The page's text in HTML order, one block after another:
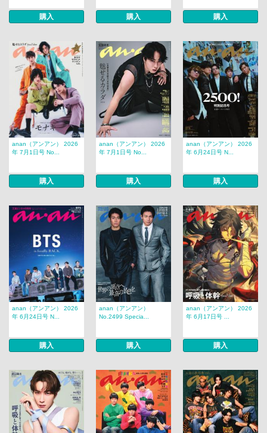
購入 購入 購入
anan（アンアン） 2026
年 7月1日号 No...
購入
anan（アンアン） 2026
年 7月1日号 No...
購入
anan（アンアン） 2026
年 6月24日号 N...
購入
anan（アンアン） 2026
年 6月24日号 N...
購入
anan（アンアン）
No.2499 Specia...
購入
anan（アンアン） 2026
年 6月17日号 ...
購入